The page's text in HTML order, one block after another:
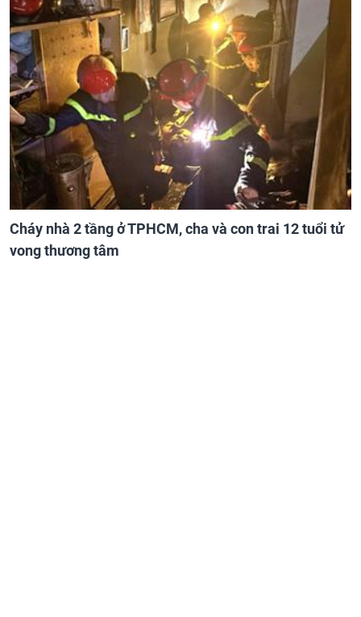
Cháy nhà 2 tầng ở TPHCM, cha và con trai 12 tuổi tử
vong thương tâm